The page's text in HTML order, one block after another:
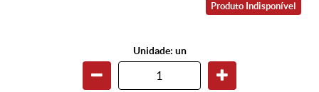
Produto Indisponível
Unidade: un